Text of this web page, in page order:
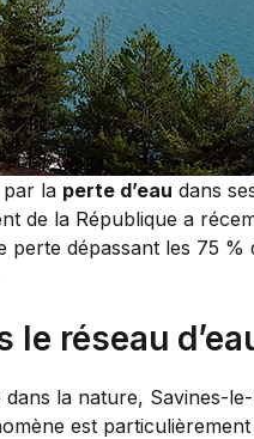
la perte d’eau dans
de la République a
dépassant les 75
réseau
dans la nature,
est